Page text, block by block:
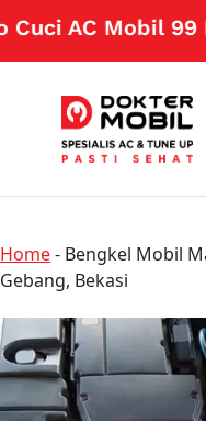
Mobil 99 Ribu!
Home- Bengkel Mobil
Gebang, Bekasi